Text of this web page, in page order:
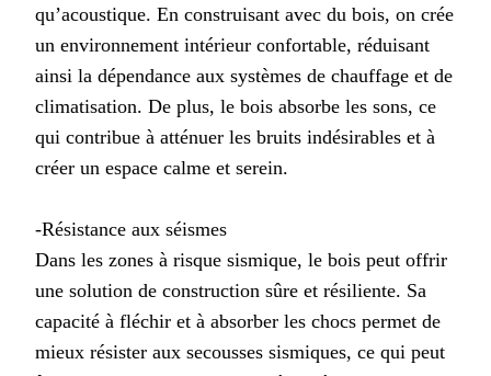
qu’acoustique. En construisant avec du bois, on crée
un environnement intérieur confortable, réduisant
ainsi la dépendance aux systèmes de chauffage et de
climatisation. De plus, le bois absorbe les sons, ce
qui contribue à atténuer les bruits indésirables et à
créer un espace calme et serein.
-Résistance aux séismes
Dans les zones à risque sismique, le bois peut offrir
une solution de construction sûre et résiliente. Sa
capacité à fléchir et à absorber les chocs permet de
mieux résister aux secousses sismiques, ce qui peut